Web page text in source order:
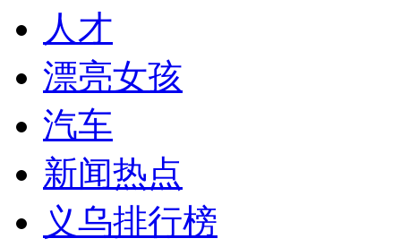
人才
漂亮女孩
汽车
新闻热点
义乌排行榜